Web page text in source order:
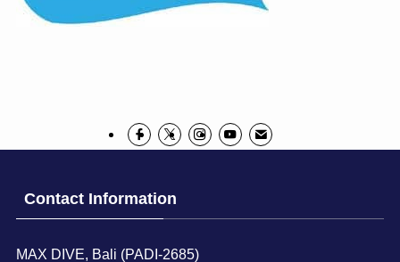
Contact Information
MAX DIVE, Bali (PADI-2685)